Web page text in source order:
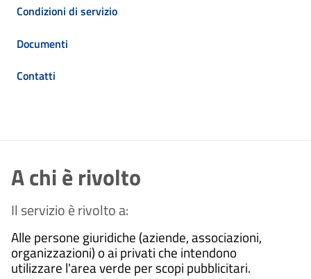
Condizioni di servizio
Documenti
Contatti
A chi è rivolto
Il servizio è rivolto a:
Alle persone giuridiche (aziende, associazioni,
organizzazioni) o ai privati che intendono
utilizzare l'area verde per scopi pubblicitari.